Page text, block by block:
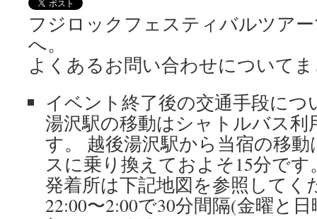
フジロックフェスティバルツア
へ。
よくあるお問い合わせについて
イベント終了後の交通手段につ
湯沢駅の移動はシャトルバス利
す。 越後湯沢駅から当宿の移
スに乗り換えておよそ15分で
発着所は下記地図を参照してく
22:00〜2:00で30分間隔(金曜と